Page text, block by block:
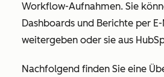
Workflow-Aufnahmen. Sie
Dashboards und Berichte per
weitergeben oder sie aus
Nachfolgend finden Sie eine